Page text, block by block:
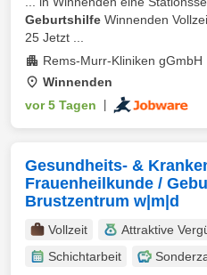
Geburtshilfe Winnenden
25 Jetzt ...
Rems-Murr-Kliniken gGmbH
Winnenden
vor 5 Tagen
Gesundheits- &
Frauenheilkunde /
Brustzentrum w|m|d
Vollzeit Attraktive
Schichtarbeit